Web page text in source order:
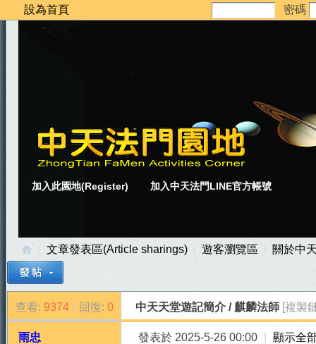
設為首頁 密碼
加入此園地(Register) 加入中天法門LINE官方帳號
中»
文章發表區(Article sharings)
›
遊客瀏覽區
›
關於中
查看: 9374 回復: 0 中天天堂遊記簡介 / 麒麟法師 [複製
雨忠 發表於 2025-5-26 00:00 顯示全